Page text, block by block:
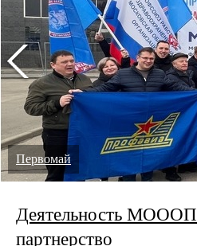
Первомай
Деятельность МОООП
партнерство